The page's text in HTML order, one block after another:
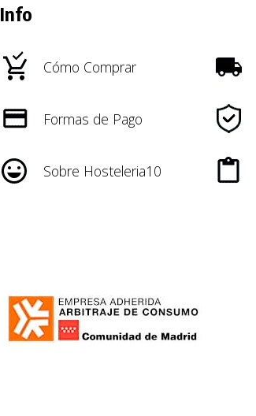
Info
Cómo Comprar
Formas de Pago
Sobre Hosteleria10